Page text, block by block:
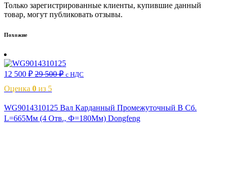
Только зарегистрированные клиенты, купившие данный
товар, могут публиковать отзывы.
Похожие
12 500 ₽ 29 500₽ с НДС
Оценка 0 из 5
WG9014310125 Вал Карданный Промежуточный В Сб.
L=665Мм (4 Отв., Ф=180Мм) Dongfeng